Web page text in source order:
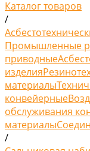
Каталог товаров
/
Промышленные
приводные
изделия
материалы
конвейерные
обслуживания
материалы
/